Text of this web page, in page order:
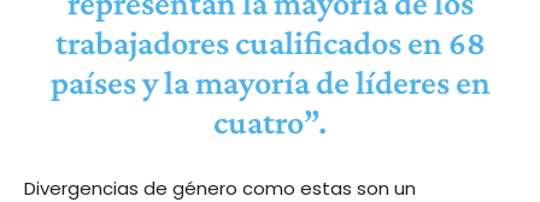
trabajadores cualificados en 68
países y la mayoría de líderes en
cuatro”.
Divergencias de género como estas son un